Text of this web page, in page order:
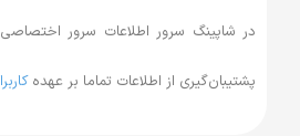
سرور اطلاعات سرور اختصاصی بک‌آپ گرفته
از اطلاعات تماما بر عهدهکاربراناست.